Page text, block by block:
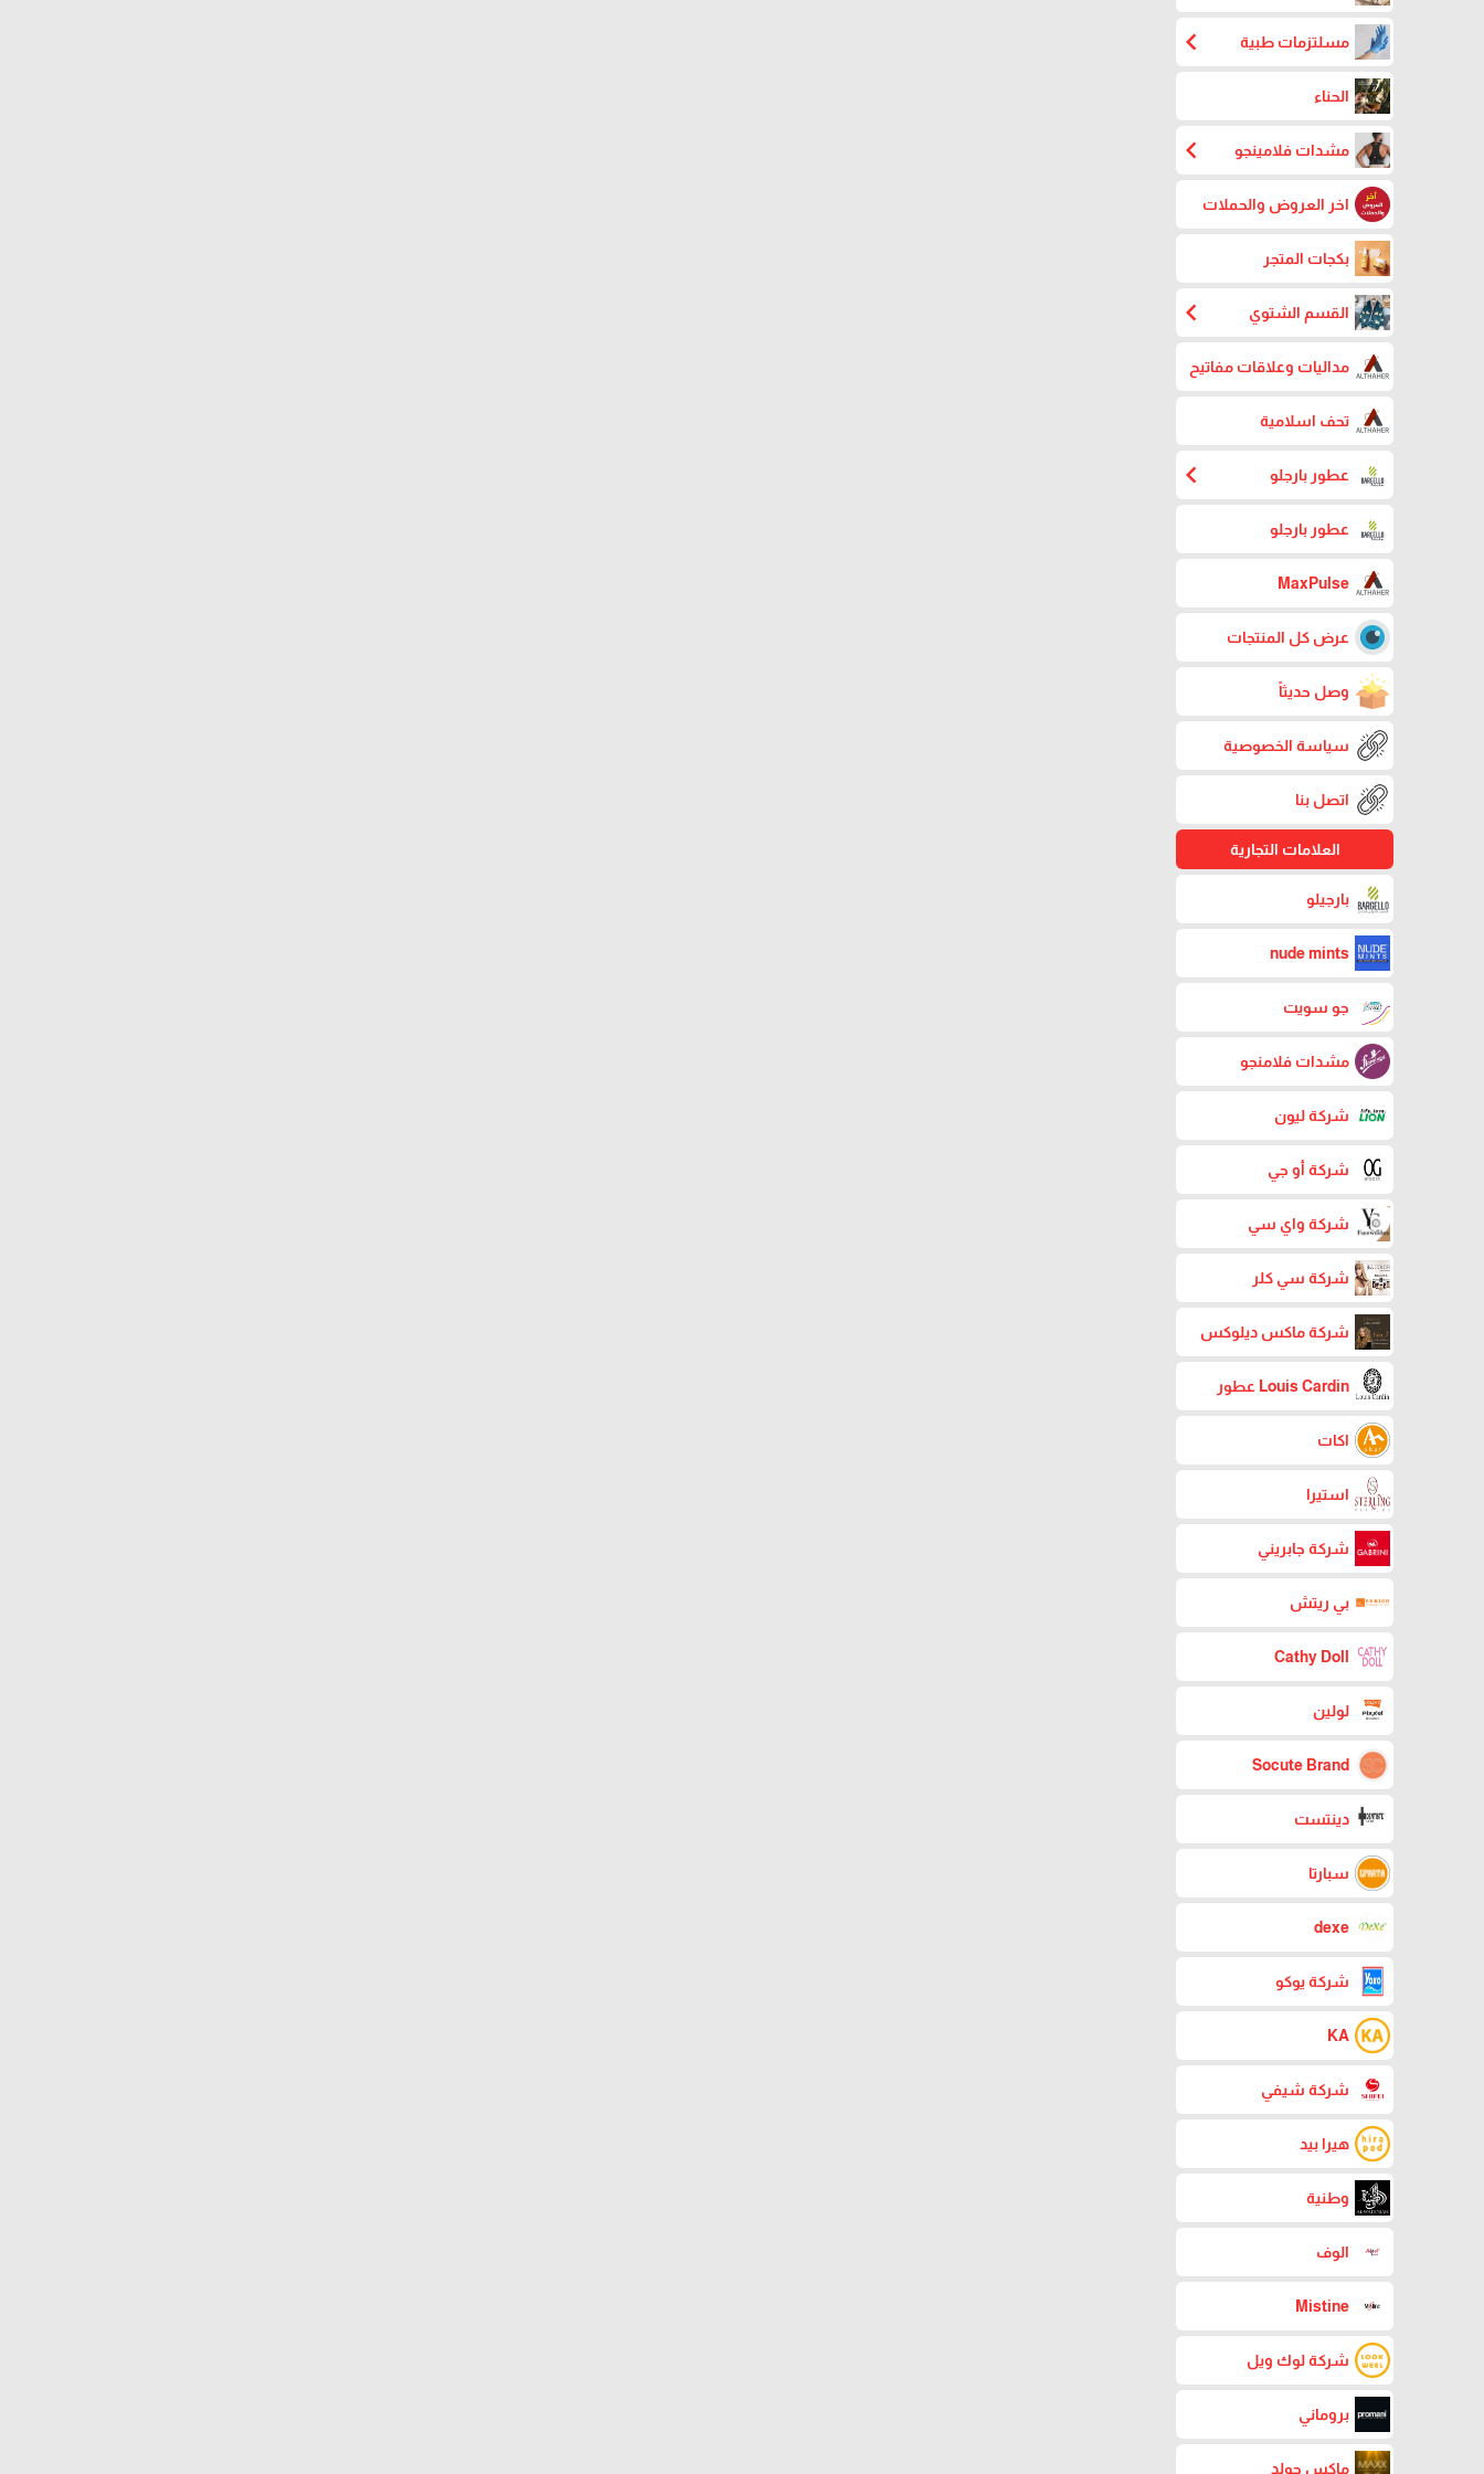
مسلتزمات طبية chevron_left
الحناء
مشدات فلامينجو chevron_left
اخر العروض والحملات
بكجات المتجر
القسم الشتوي chevron_left
مداليات وعلاقات مفاتيح
تحف اسلامية
عطور بارجلو chevron_left
عطور بارجلو
MaxPulse
عرض كل المنتجات
وصل حديثاً
سياسة الخصوصية
اتصل بنا
العلامات التجارية
بارجيلو
nude mints
جو سويت
مشدات فلامنجو
شركة ليون
شركة أو جي
شركة واي سي
شركة سي كلر
شركة ماكس ديلوكس
Louis Cardin عطور
اكات
استيرا
شركة جابريني
بي ريتش
Cathy Doll
لولين
Socute Brand
دينتست
سبارتا
dexe
شركة يوكو
KA
شركة شيفي
هيرا بيد
وطنية
الوف
Mistine
شركة لوك ويل
بروماني
ماكس جولد